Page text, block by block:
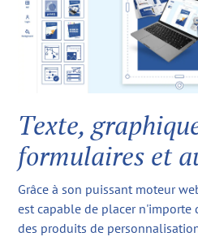
Texte,
formulaires et
Grâce à son puissant moteur
est capable de placer n'importe
des produits de